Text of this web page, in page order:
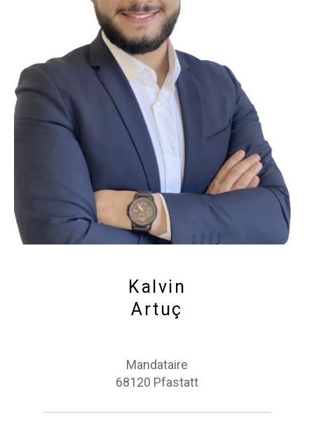
Kalvin
Artuç
Mandataire
68120 Pfastatt